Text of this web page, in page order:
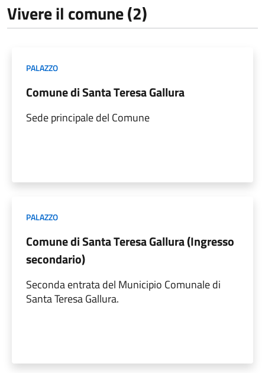
Vivere il comune (2)
PALAZZO
Comune di Santa Teresa Gallura
Sede principale del Comune
PALAZZO
Comune di Santa Teresa Gallura (Ingresso
secondario)
Seconda entrata del Municipio Comunale di
Santa Teresa Gallura.